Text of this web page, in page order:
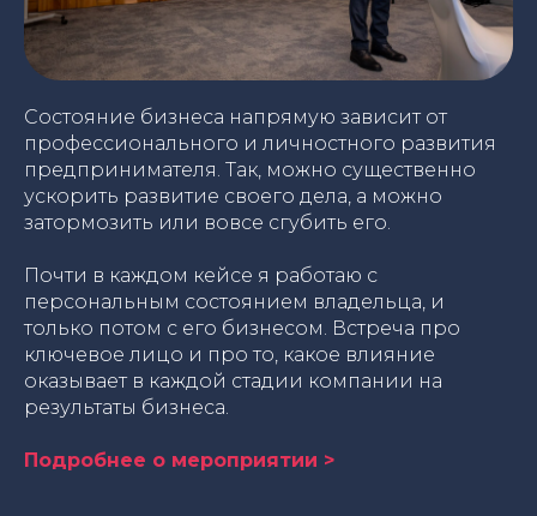
Состояние бизнеса напрямую зависит от
профессионального и личностного развития
предпринимателя. Так, можно существенно
ускорить развитие своего дела, а можно
затормозить или вовсе сгубить его.
Почти в каждом кейсе я работаю с
персональным состоянием владельца, и
только потом с его бизнесом. Встреча про
ключевое лицо и про то, какое влияние
оказывает в каждой стадии компании на
результаты бизнеса.
Подробнее о мероприятии >